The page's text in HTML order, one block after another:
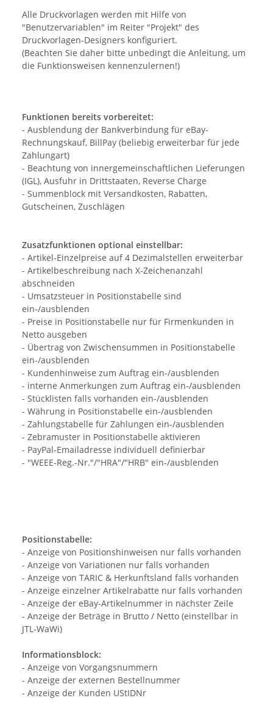
Alle Druckvorlagen werden mit Hilfe von
"Benutzervariablen" im Reiter "Projekt" des
Druckvorlagen-Designers konfiguriert.
(Beachten Sie daher bitte unbedingt die Anleitung, um
die Funktionsweisen kennenzulernen!)
Funktionen bereits vorbereitet:
- Ausblendung der Bankverbindung für eBay-
Rechnungskauf, BillPay (beliebig erweiterbar für jede
Zahlungart)
- Beachtung von innergemeinschaftlichen Lieferungen
(IGL), Ausfuhr in Drittstaaten, Reverse Charge
- Summenblock mit Versandkosten, Rabatten,
Gutscheinen, Zuschlägen
Zusatzfunktionen optional einstellbar:
- Artikel-Einzelpreise auf 4 Dezimalstellen erweiterbar
- Artikelbeschreibung nach X-Zeichenanzahl
abschneiden
- Umsatzsteuer in Positionstabelle sind
ein-/ausblenden
- Preise in Positionstabelle nur für Firmenkunden in
Netto ausgeben
- Übertrag von Zwischensummen in Positionstabelle
ein-/ausblenden
- Kundenhinweise zum Auftrag ein-/ausblenden
- interne Anmerkungen zum Auftrag ein-/ausblenden
- Stücklisten falls vorhanden ein-/ausblenden
- Währung in Positionstabelle ein-/ausblenden
- Zahlungstabelle für Zahlungen ein-/ausblenden
- Zebramuster in Positionstabelle aktivieren
- PayPal-Emailadresse individuell definierbar
- "WEEE-Reg.-Nr."/"HRA"/"HRB" ein-/ausblenden
Positionstabelle:
- Anzeige von Positionshinweisen nur falls vorhanden
- Anzeige von Variationen nur falls vorhanden
- Anzeige von TARIC & Herkunftsland falls vorhanden
- Anzeige einzelner Artikelrabatte nur falls vorhanden
- Anzeige der eBay-Artikelnummer in nächster Zeile
- Anzeige der Beträge in Brutto / Netto (einstellbar in
JTL-WaWi)
Informationsblock:
- Anzeige von Vorgangsnummern
- Anzeige der externen Bestellnummer
- Anzeige der Kunden UStIDNr